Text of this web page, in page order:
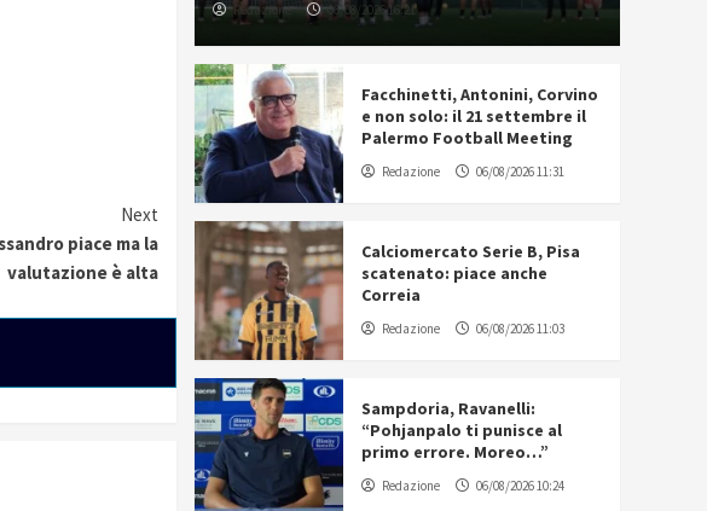
Next
piace ma la
valutazione è alta
Redazione 06/08/2026 16:21
Facchinetti, Antonini, Corvino
e non solo: il 21 settembre il
Palermo Football Meeting
Redazione 06/08/2026 11:31
Calciomercato Serie B, Pisa
scatenato: piace anche
Correia
Redazione 06/08/2026 11:03
Sampdoria, Ravanelli:
“Pohjanpalo ti punisce al
primo errore. Moreo…”
Redazione 06/08/2026 10:24